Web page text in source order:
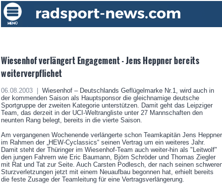
Wiesenhof verlängert Engagement - Jens Heppner bereits
weiterverpflichet
06.08.2003 |
Wiesenhof – Deutschlands Geflügelmarke Nr.1, wird auch in
der kommenden Saison als Hauptsponsor die gleichnamige deutsche
Sportgruppe der zweiten Kategorie unterstützen. Damit geht das Leipziger
Team, das derzeit in der UCI-Weltrangliste unter 27 Mannschaften den
neunten Rang belegt, bereits in die vierte Saison.
Am vergangenen Wochenende verlängerte schon Teamkapitän Jens Heppner
im Rahmen der „HEW-Cyclassics“ seinen Vertrag um ein weiteres Jahr.
Damit steht der Thüringer im Wiesenhof-Team auch weiter-hin als "Leitwolf"
den jungen Fahrern wie Eric Baumann, Björn Schröder und Thomas Ziegler
mit Rat und Tat zur Seite. Auch Carsten Podlesch, der nach seinen
Sturzverletzungen jetzt mit einem Neuaufbau begonnen hat, erhielt bereits
die feste Zusage der Teamleitung für eine Vertragsverlängerung.